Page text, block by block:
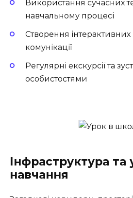
Використання сучасних
навчальному процесі
Створення
комунікації
Регулярні екскурсії та
особистостями
Інфраструктура та
навчання